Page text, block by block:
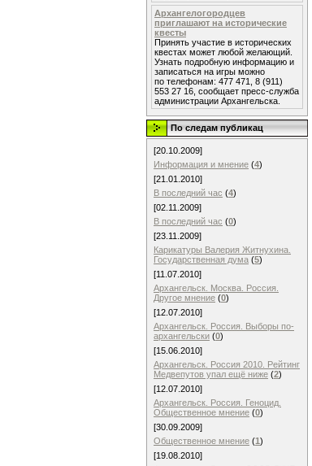
Архангелогородцев
приглашают на исторические
квесты
Принять участие в исторических
квестах может любой желающий.
Узнать подробную информацию и
записаться на игры можно
по телефонам: 477 471, 8 (911)
553 27 16, сообщает пресс-служба
администрации Архангельска.
По следам публикац
[20.10.2009]
Информация и мнение (4)
[21.01.2010]
В последний час (4)
[02.11.2009]
В последний час (0)
[23.11.2009]
Карикатуры Валерия Житнухина.
Государственная дума (5)
[11.07.2010]
Архангельск. Москва. Россия.
Другое мнение (0)
[12.07.2010]
Архангельск. Россия. Выборы по-
архангельски (0)
[15.06.2010]
Архангельск. Россия 2010. Рейтинг
Медвепутов упал ещё ниже (2)
[12.07.2010]
Архангельск. Россия. Геноцид.
Общественное мнение (0)
[30.09.2009]
Общественное мнение (1)
[19.08.2010]